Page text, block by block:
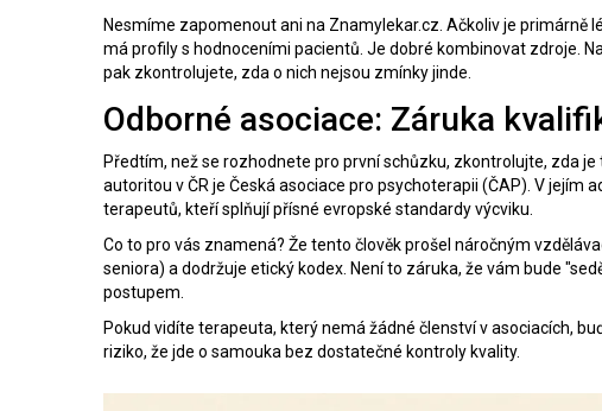
Nesmíme zapomenout ani na Znamylekar.cz . Ačkoliv je primárně
má profily s hodnoceními pacientů. Je dobré kombinovat zdroje.
pak zkontrolujete, zda o nich nejsou zmínky jinde.
Odborné asociace: Záruka
Předtím, než se rozhodnete pro první schůzku, zkontrolujte, zda
autoritou v ČR je Česká asociace pro psychoterapii (ČAP) V jejím
terapeutů, kteří splňují přísné evropské standardy výcviku.
Co to pro vás znamená? Že tento člověk prošel náročným
seniora) a dodržuje etický kodex. Není to záruka, že vám bude
postupem.
Pokud vidíte terapeuta, který nemá žádné členství v asociacích,
riziko, že jde o samouka bez dostatečné kontroly kvality.